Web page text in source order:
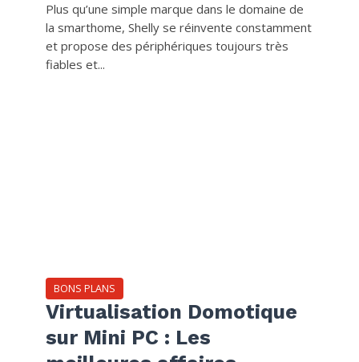
Plus qu’une simple marque dans le domaine de
la smarthome, Shelly se réinvente constamment
et propose des périphériques toujours très
fiables et...
BONS PLANS
Virtualisation Domotique
sur Mini PC : Les